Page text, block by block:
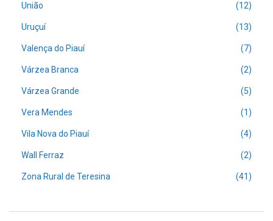
União (12)
Uruçuí (13)
Valença do Piauí (7)
Várzea Branca (2)
Várzea Grande (5)
Vera Mendes (1)
Vila Nova do Piauí (4)
Wall Ferraz (2)
Zona Rural de Teresina (41)